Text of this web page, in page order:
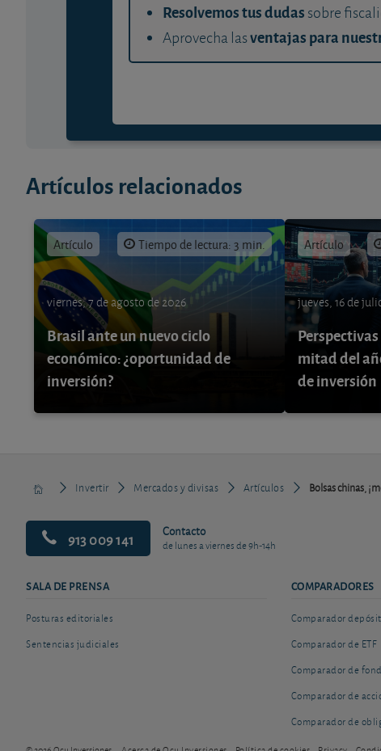
Resolvemos tus dudas sobre
Aprovecha lasventajas para
Artículos relacionados
Artículo Tiempo de lectura: 3 min.
viernes, 7 de agosto de 2026
Brasil ante un nuevo ciclo
económico: ¿oportunidad de
inversión?
Artículo
jueves, 16 de
mitad del
de inversión
Invertir Mercados y divisas Artículos Bolsas chinas,
913 009 141 Contacto
de lunes a viernes de 9h-14h
SALA DE PRENSA
Posturas editoriales
Sentencias judiciales
COMPARADORES
Comparador
Comparador de ETF
Comparador de
Comparador de
Comparador de